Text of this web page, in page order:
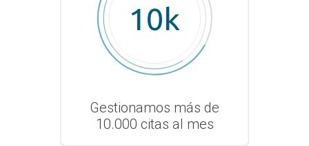
10k
Gestionamos más de
10.000 citas al mes